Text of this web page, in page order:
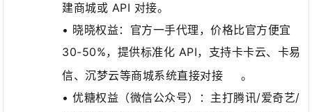
建商城或 API 对接。
• 晓晓权益：官方一手代理，价格比官方便宜
30-50%，提供标准化 API，支持卡卡云、卡易
信、沉梦云等商城系统直接对接
。
• 优糖权益（微信公众号）：主打腾讯/爱奇艺/